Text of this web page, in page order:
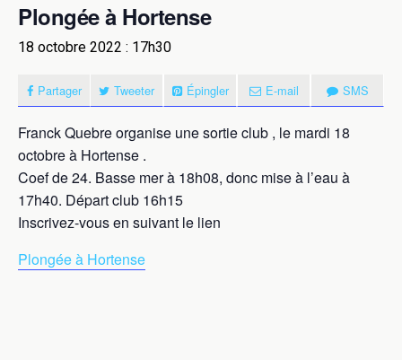
Plongée à Hortense
18 octobre 2022 : 17h30
Partager Tweeter Épingler E-mail SMS
Franck Quebre organise une sortie club , le mardi 18
octobre à Hortense .
Coef de 24. Basse mer à 18h08, donc mise à l’eau à
17h40. Départ club 16h15
Inscrivez-vous en suivant le lien
Plongée à Hortense